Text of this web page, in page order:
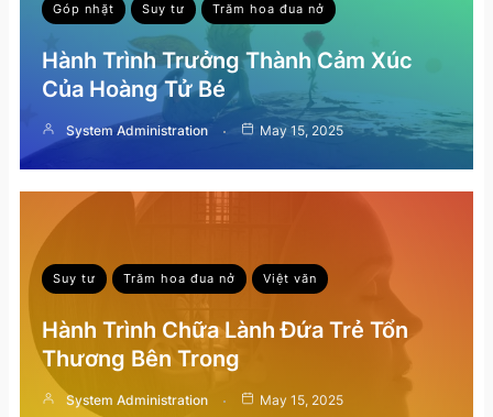
Góp nhặt Suy tư Trăm hoa đua nở
Hành Trình Trưởng Thành Cảm Xúc
Của Hoàng Tử Bé
System Administration May 15, 2025
Suy tư Trăm hoa đua nở Việt văn
Hành Trình Chữa Lành Đứa Trẻ Tổn
Thương Bên Trong
System Administration May 15, 2025